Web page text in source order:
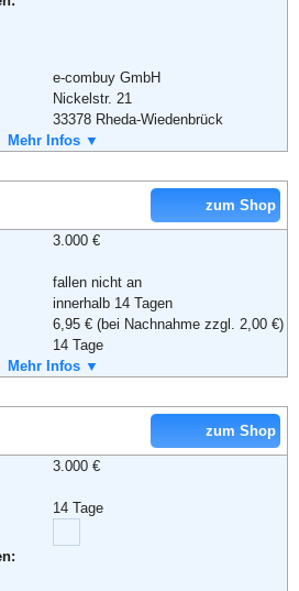
info@woody-moebel.de
Blog
e-combuy GmbH
Nickelstr. 21
33378 Rheda-Wiedenbrück
05242 - 405 417 700
info@e-combuy.de
Mehr Infos ▼
zum Shop
3.000 €
fallen nicht an
innerhalb 14 Tagen
6,95 € (bei Nachnahme zzgl. 2,00 €)
14 Tage
Ja
Mirabeau Versand GmbH
Mehr Infos ▼
zum Shop
3.000 €
14 Tage